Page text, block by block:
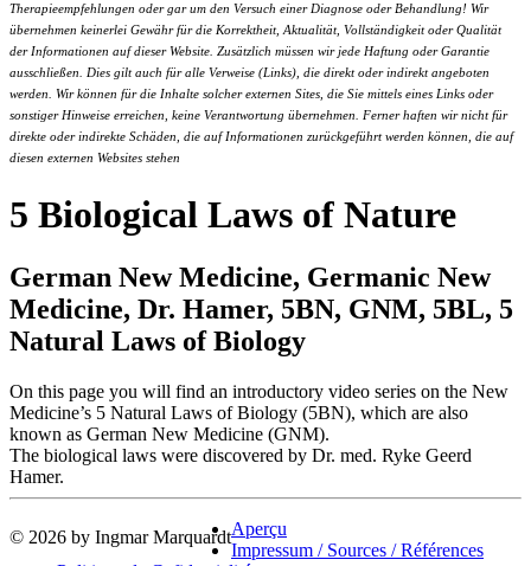
Therapieempfehlungen oder gar um den Versuch einer Diagnose oder Behandlung! Wir
übernehmen keinerlei Gewähr für die Korrektheit, Aktualität, Vollständigkeit oder Qualität
der Informationen auf dieser Website. Zusätzlich müssen wir jede Haftung oder Garantie
ausschließen. Dies gilt auch für alle Verweise (Links), die direkt oder indirekt angeboten
werden. Wir können für die Inhalte solcher externen Sites, die Sie mittels eines Links oder
sonstiger Hinweise erreichen, keine Verantwortung übernehmen. Ferner haften wir nicht für
direkte oder indirekte Schäden, die auf Informationen zurückgeführt werden können, die auf
diesen externen Websites stehen
5 Biological Laws of Nature
German New Medicine, Germanic New
Medicine, Dr. Hamer, 5BN, GNM, 5BL, 5
Natural Laws of Biology
On this page you will find an introductory video series on the New
Medicine’s 5 Natural Laws of Biology (5BN), which are also
known as German New Medicine (GNM).
The biological laws were discovered by Dr. med. Ryke Geerd
Hamer.
© 2026 by Ingmar MarquardtAperçu
Impressum / Sources / Références